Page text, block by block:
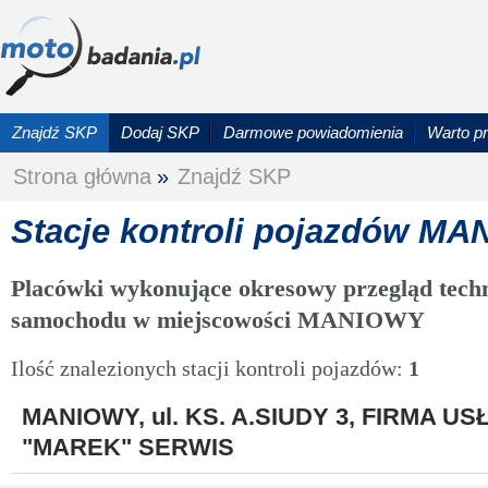
Znajdź SKP Dodaj SKP Darmowe powiadomienia Warto
Strona główna » Znajdź SKP
Stacje kontroli pojazdów
Placówki wykonujące okresowy przegląd
samochodu w miejscowości MANIOWY
Ilość znalezionych stacji kontroli pojazdów: 1
MANIOWY, ul. KS. A.SIUDY 3, FIRMA
"MAREK" SERWIS